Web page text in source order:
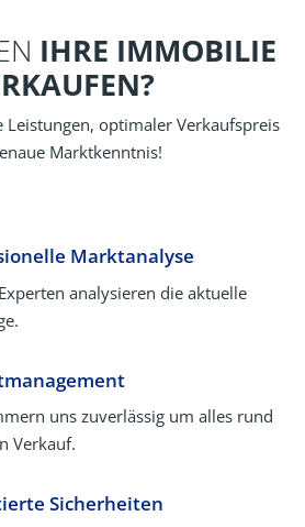
IHRE IMMOBILIE
Leistungen, optimaler Verkaufspreis
Marktkenntnis!
Marktanalyse
analysieren die aktuelle
uns zuverlässig um alles rund
Verkauf.
Sicherheiten